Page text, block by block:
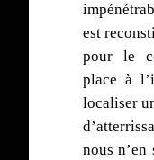
est
pour le
place à
localiser
nous n’en